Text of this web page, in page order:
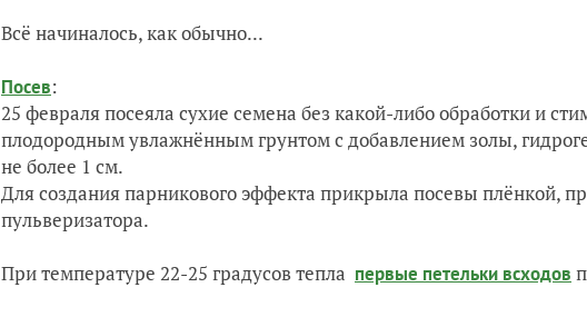
Всё начиналось, как обычно...
Посев:
25 февраля посеяла сухие семена без какой-либо обработки и
плодородным увлажнённым грунтом с добавлением золы,
не более 1 см.
Для создания парникового эффекта прикрыла посевы плёнкой,
пульверизатора.
При температуре 22-25 градусов тепла первые петельки всходов